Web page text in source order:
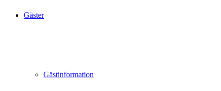
Gäster
Gästinformation